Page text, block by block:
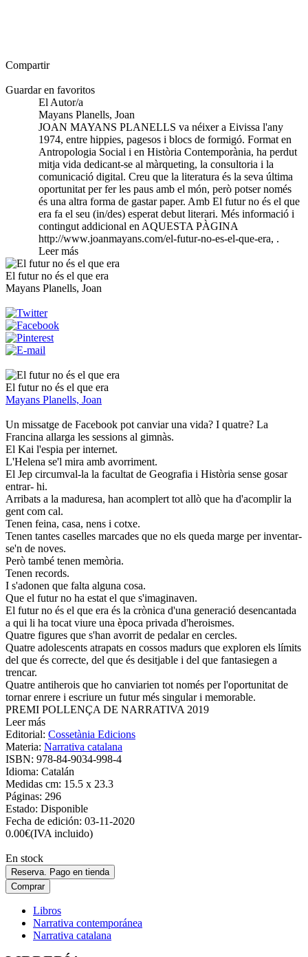
Compartir
Guardar en favoritos
El Autor/a
Mayans Planells, Joan
JOAN MAYANS PLANELLS va néixer a Eivissa l'any
1974, entre hippies, pagesos i blocs de formigó. Format en
Antropologia Social i en Història Contemporània, ha perdut
mitja vida dedicant-se al màrqueting, la consultoria i la
comunicació digital. Creu que la literatura és la seva última
oportunitat per fer les paus amb el món, però potser només
és una altra forma de gastar paper. Amb El futur no és el que
era fa el seu (in/des) esperat debut literari. Més informació i
contingut addicional en AQUESTA PÀGINA
http://www.joanmayans.com/el-futur-no-es-el-que-era, .
Leer más
El futur no és el que era
Mayans Planells, Joan
El futur no és el que era
Mayans Planells, Joan
Un missatge de Facebook pot canviar una vida? I quatre? La
Francina allarga les sessions al gimnàs.
El Kai l'espia per internet.
L'Helena se'l mira amb avorriment.
El Jep circumval-la la facultat de Geografia i Història sense gosar
entrar- hi.
Arribats a la maduresa, han acomplert tot allò que ha d'acomplir la
gent com cal.
Tenen feina, casa, nens i cotxe.
Tenen tantes caselles marcades que no els queda marge per inventar-
se'n de noves.
Però també tenen memòria.
Tenen records.
I s'adonen que falta alguna cosa.
Que el futur no ha estat el que s'imaginaven.
El futur no és el que era és la crònica d'una generació desencantada
a qui li ha tocat viure una època privada d'heroismes.
Quatre figures que s'han avorrit de pedalar en cercles.
Quatre adolescents atrapats en cossos madurs que exploren els límits
del que és correcte, del que és desitjable i del que fantasiegen a
trencar.
Quatre antiherois que ho canviarien tot només per l'oportunitat de
tornar enrere i escriure un futur més singular i memorable.
PREMI POLLENÇA DE NARRATIVA 2019
Leer más
Editorial: Cossetània Edicions
Materia: Narrativa catalana
ISBN: 978-84-9034-998-4
Idioma: Catalán
Medidas cm: 15.5 x 23.3
Páginas: 296
Estado: Disponible
Fecha de edición: 03-11-2020
0.00€(IVA incluido)
En stock
Reserva. Pago en tienda
Comprar
Libros
Narrativa contemporánea
Narrativa catalana